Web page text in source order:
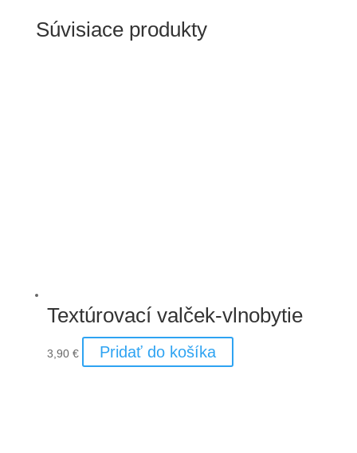
Súvisiace produkty
Textúrovací valček-vlnobytie
3,90 € Pridať do košíka